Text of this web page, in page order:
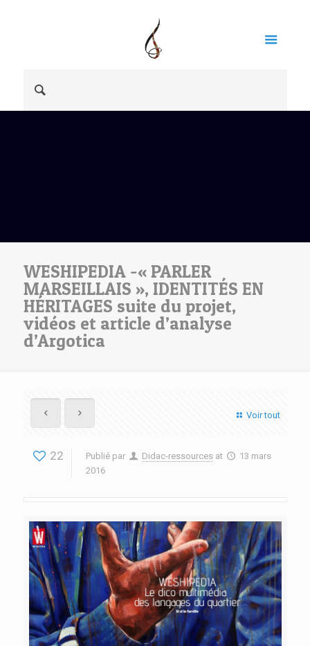
WESHIPEDIA -« PARLER
MARSEILLAIS », IDENTITÉS EN
HÉRITAGES suite du projet,
vidéos et article d’analyse
d’Argotica
Voir tout
22 Publié par Didac-ressources at
13 mars
2016